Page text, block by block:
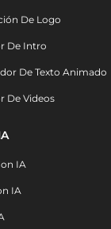
De Logo
De Intro
De Texto Animado
De Videos
IA
IA